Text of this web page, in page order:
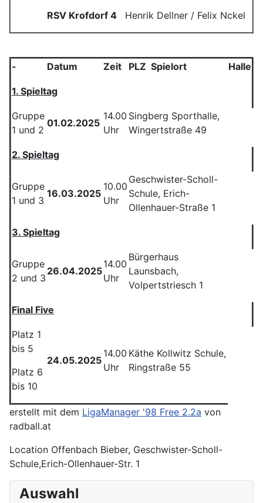
RSV Krofdorf 4 Henrik Dellner / Felix Nckel
- Datum Zeit PLZ Spielort Halle
1. Spieltag
Gruppe
1 und 2
01.02.2025
14.00
Uhr
Singberg Sporthalle,
Wingertstraße 49
2. Spieltag
Gruppe
1 und 3
16.03.2025
10.00
Uhr
Geschwister-Scholl-
Schule, Erich-
Ollenhauer-Straße 1
3. Spieltag
Gruppe
2 und 3
26.04.2025
14.00
Uhr
Bürgerhaus
Launsbach,
Volpertstriesch 1
Final Five
Platz 1
bis 5
Platz 6
bis 10
24.05.2025
14.00
Uhr
Käthe Kollwitz Schule,
Ringstraße 55
erstellt mit dem LigaManager '98 Free 2.2a von
radball.at
Location Offenbach Bieber, Geschwister-Scholl-
Schule,Erich-Ollenhauer-Str. 1
Auswahl